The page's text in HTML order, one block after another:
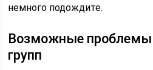
немного подождите.
Возможные проблемы
групп